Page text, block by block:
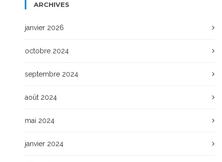
ARCHIVES
janvier 2026
octobre 2024
septembre 2024
août 2024
mai 2024
janvier 2024